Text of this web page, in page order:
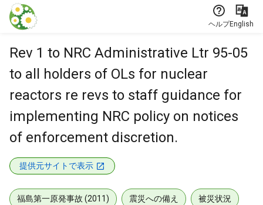
本文に飛ぶ
ヘルプEnglish
Rev 1 to NRC Administrative Ltr 95-05
to all holders of OLs for nuclear
reactors re revs to staff guidance for
implementing NRC policy on notices
of enforcement discretion.
提供元サイトで表示
福島第一原発事故 (2011) 震災への備え 被災状況